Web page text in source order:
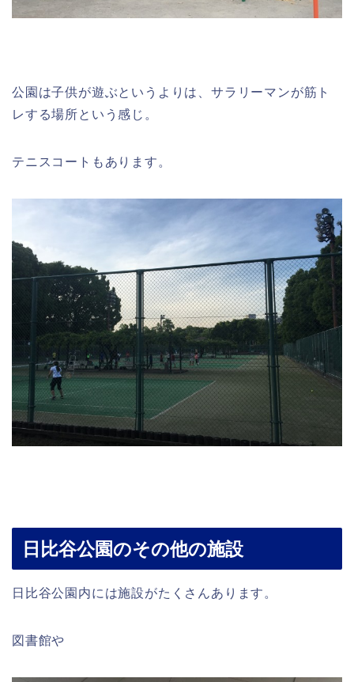
公園は子供が遊ぶというよりは、サラリーマンが筋ト
レする場所という感じ。
テニスコートもあります。
日比谷公園のその他の施設
日比谷公園内には施設がたくさんあります。
図書館や